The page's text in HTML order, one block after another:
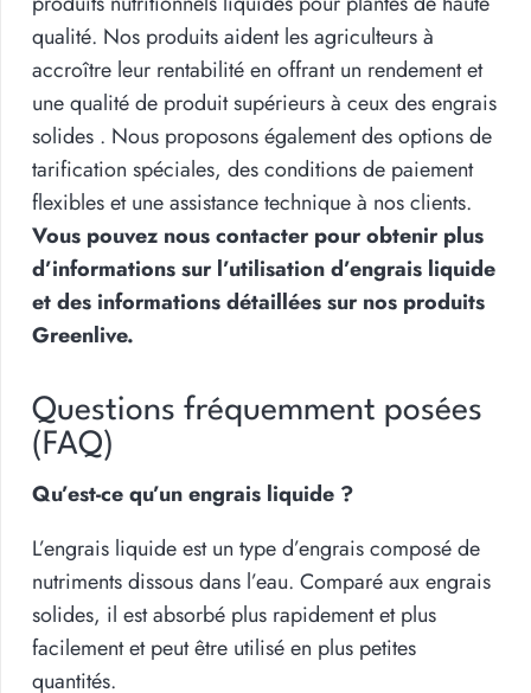
qualité. Nos produits aident les agriculteurs à
accroître leur rentabilité en offrant un rendement et
une qualité de produit supérieurs à ceux des engrais
solides . Nous proposons également des options de
tarification spéciales, des conditions de paiement
flexibles et une assistance technique à nos clients.
Vous pouvez nous contacter pour obtenir plus
d’informations sur l’utilisation d’engrais liquide
et des informations détaillées sur nos produits
Greenlive.
Questions fréquemment posées
(FAQ)
Qu’est-ce qu’un engrais liquide ?
L’engrais liquide est un type d’engrais composé de
nutriments dissous dans l’eau. Comparé aux engrais
solides, il est absorbé plus rapidement et plus
facilement et peut être utilisé en plus petites
quantités.